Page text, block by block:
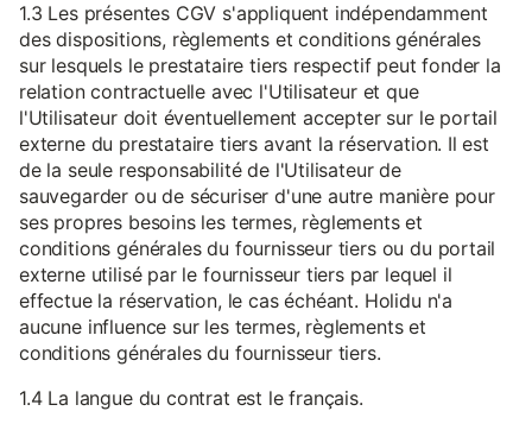
1.3 Les présentes CGV s'appliquent indépendamment
des dispositions, règlements et conditions générales
sur lesquels le prestataire tiers respectif peut fonder la
relation contractuelle avec l'Utilisateur et que
l'Utilisateur doit éventuellement accepter sur le portail
externe du prestataire tiers avant la réservation. Il est
de la seule responsabilité de l'Utilisateur de
sauvegarder ou de sécuriser d'une autre manière pour
ses propres besoins les termes, règlements et
conditions générales du fournisseur tiers ou du portail
externe utilisé par le fournisseur tiers par lequel il
effectue la réservation, le cas échéant. Holidu n'a
aucune influence sur les termes, règlements et
conditions générales du fournisseur tiers.
1.4 La langue du contrat est le français.